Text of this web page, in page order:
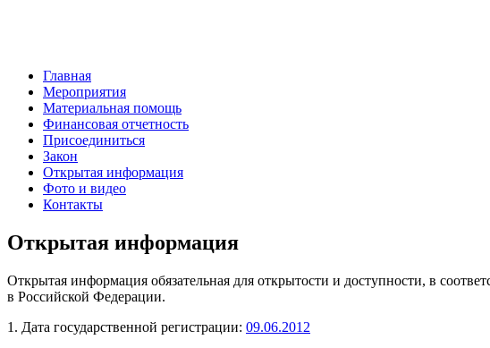
Главная
Мероприятия
Материальная помощь
Финансовая отчетность
Присоединиться
Закон
Открытая информация
Фото и видео
Контакты
Открытая информация
Открытая информация обязательная для открытости и доступности, в
в Российской Федерации.
1. Дата государственной регистрации: 09.06.2012